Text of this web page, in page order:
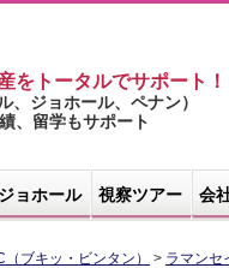
をトータルでサポート！
、ジョホール、ペナン）
、留学もサポート
ジョホール 視察ツアー 会
（ブキッ・ビンタン） > ラマンセ